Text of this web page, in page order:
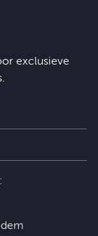
exclusieve